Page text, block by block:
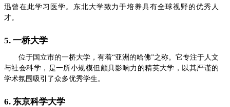
迅曾在此学习医学。东北大学致力于培养具有全球视野的优秀人
才。
5. 一桥大学
位于国立市的一桥大学，有着“亚洲的哈佛”之称。它专注于人文
与社会科学，是一所小规模但颇具影响力的精英大学，以其严谨的
学术氛围吸引了众多优秀学生。
6. 东京科学大学